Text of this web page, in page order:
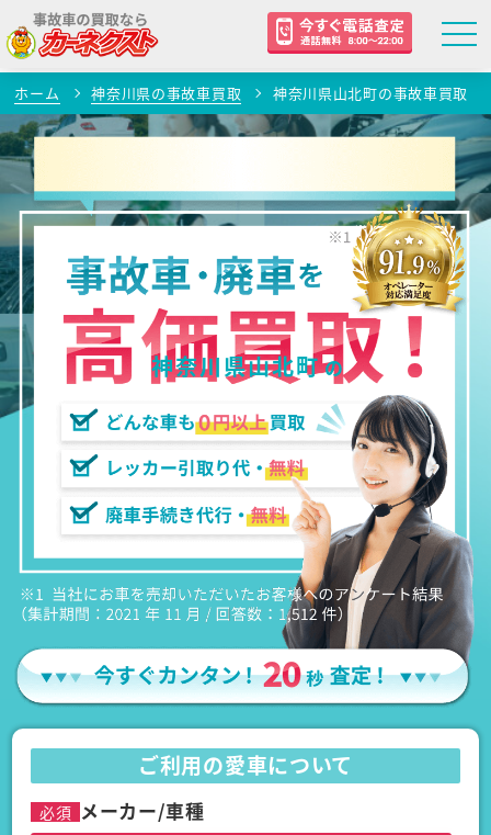
ホーム 神奈川県の事故車買取 神奈川県山北町の事故車買取
神奈川県山北町の
ご利用の愛車について
必須 メーカー/車種